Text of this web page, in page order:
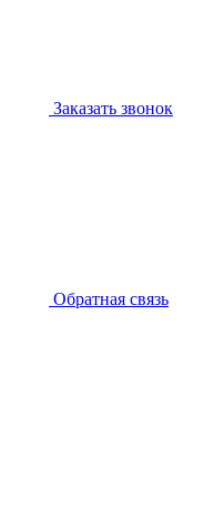
Заказать звонок
Обратная связь